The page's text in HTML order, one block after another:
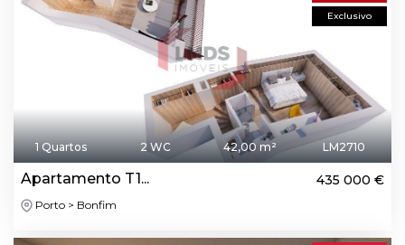
Exclusivo
1 Quartos 2 WC 42,00 m² LM2710
Apartamento T1... 435 000 €
Porto > Bonfim